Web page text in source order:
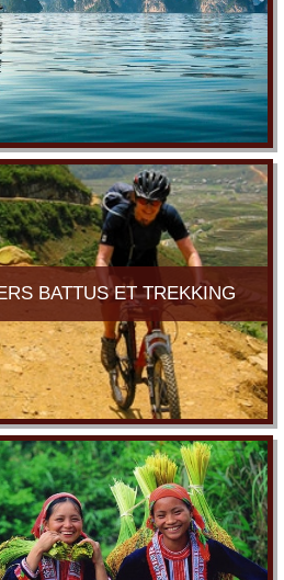
BATTUS ET TREKKING